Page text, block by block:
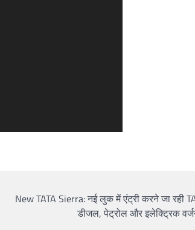
New TATA Sierra: नई लुक में एंट्री करने जा रही
डीजल, पेट्रोल और इलेक्ट्रिक